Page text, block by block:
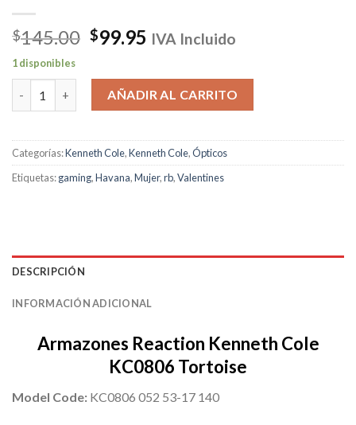
$145.00 El
original
era:
$145.00.
$99.95 El
actual
es:
$99.95.
IVA Incluido
1 disponibles
Reaction Kenneth Cole Havana KC0806 Tortoise cantidad
AÑADIR AL CARRITO
Categorías:Kenneth Cole,Kenneth Cole,Ópticos
Etiquetas:gaming,Havana,Mujer,rb,Valentines
DESCRIPCIÓN
INFORMACIÓN ADICIONAL
Armazones Reaction Kenneth Cole
KC0806 Tortoise
Model Code: KC0806 052 53-17 140